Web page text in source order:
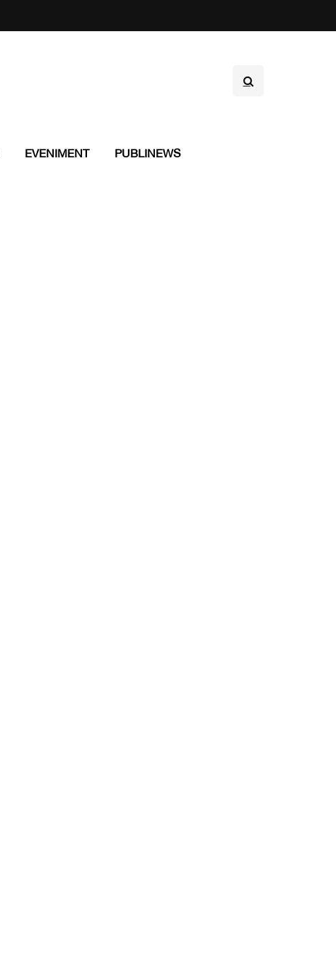
EVENIMENT PUBLINEWS